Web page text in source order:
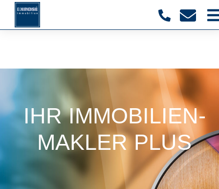
IHR IMMOBILIEN­
MAKLER PLUS